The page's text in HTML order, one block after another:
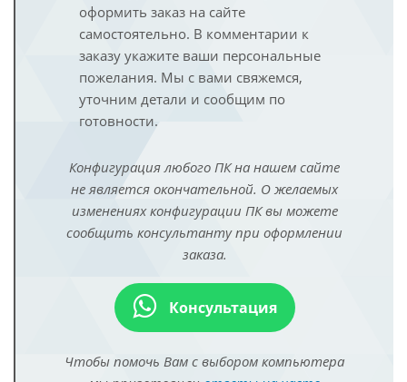
оформить заказ на сайте
самостоятельно. В комментарии к
заказу укажите ваши персональные
пожелания. Мы с вами свяжемся,
уточним детали и сообщим по
готовности.
Конфигурация любого ПК на нашем сайте
не является окончательной. О желаемых
изменениях конфигурации ПК вы можете
сообщить консультанту при оформлении
заказа.
Консультация
Чтобы помочь Вам с выбором компьютера